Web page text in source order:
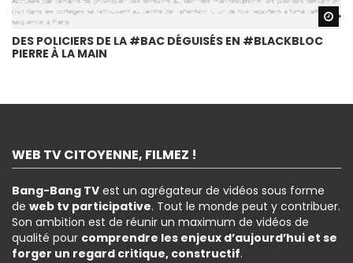
DES POLICIERS DE LA #BAC DÉGUISÉS EN #BLACKBLOC
PIERRE À LA MAIN
WEB TV CITOYENNE, FILMEZ !
Bang-Bang TV est un agrégateur de vidéos sous forme
de web tv participative. Tout le monde peut y contribuer.
Son ambition est de réunir un maximum de vidéos de
qualité pour comprendre les enjeux d’aujourd’hui et se
forger un regard critique, constructif.